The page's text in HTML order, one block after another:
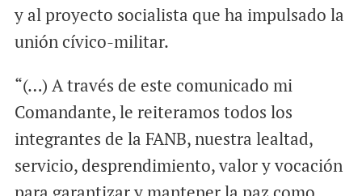
y al proyecto socialista que ha impulsado la
unión cívico-militar.
“(…) A través de este comunicado mi
Comandante, le reiteramos todos los
integrantes de la FANB, nuestra lealtad,
servicio, desprendimiento, valor y vocación